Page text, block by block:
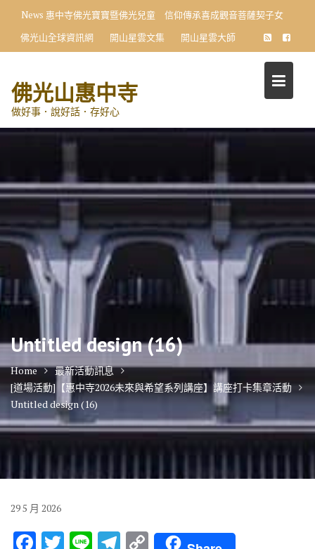
content
News 惠中寺佛光寶寶暨佛光兒童 信仰傳承喜成觀音菩薩契子女
佛光山全球資訊網
開山星雲文集 開山星雲大師
佛光山惠中寺
做好事．說好話．存好心
Untitled design (16)
Home
最新活動訊息
[道場活動]【惠中寺2026未來與希望系列講座】講座打卡集章活動
Untitled design (16)
295 月 2026
F T Li T C